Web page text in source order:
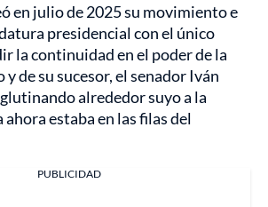
en julio de 2025 su movimiento e
presidencial con el único
la continuidad en el poder de la
de su sucesor, el senador Iván
alrededor suyo a la
ahora estaba en las filas del
PUBLICIDAD